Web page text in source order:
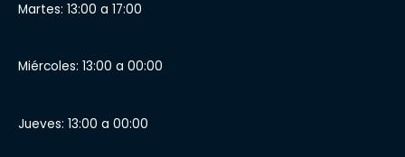
Martes: 13:00 a 17:00
Miércoles: 13:00 a 00:00
Jueves: 13:00 a 00:00